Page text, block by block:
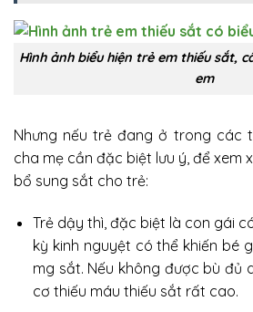
Hình ảnh biểu hiện trẻ em thiếu sắt,
em
Nhưng nếu trẻ đang ở trong các
cha mẹ cần đặc biệt lưu ý, để xem
bổ sung sắt cho trẻ:
Trẻ dậy thì, đặc biệt là con gái
kỳ kinh nguyệt có thể khiến bé
mg sắt. Nếu không được bù đủ
cơ thiếu máu thiếu sắt rất cao.